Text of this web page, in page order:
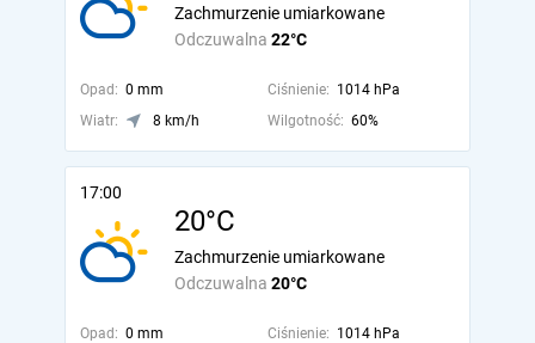
Odczuwalna 22°C
Zachmurzenie umiarkowane
Opad: 0 mm Ciśnienie: 1014 hPa
Wiatr:
8 km/h Wilgotność: 60%
17:00
20°C
Odczuwalna 20°C
Zachmurzenie umiarkowane
Opad: 0 mm Ciśnienie: 1014 hPa